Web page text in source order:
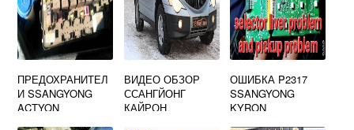
ПРЕДОХРАНИТЕЛ
И SSANGYONG
ACTYON
ВИДЕО ОБЗОР
ССАНГЙОНГ
КАЙРОН
ОШИБКА P2317
SSANGYONG
KYRON